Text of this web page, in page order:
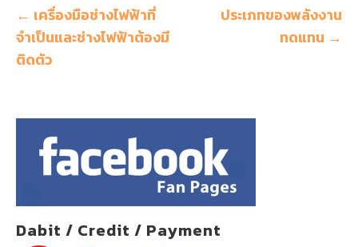
o
k
แนะแนว
เรื่อง
← เครื่องมือช่างไฟฟ้าที่
จำเป็นและช่างไฟฟ้าต้องมี
ติดตัว
ประเภทของพลังงาน
ทดแทน →
Dabit / Credit / Payment